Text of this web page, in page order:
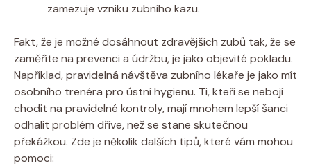
zamezuje vzniku zubního kazu.
Fakt, že je možné dosáhnout zdravějších zubů tak, že se
zaměříte na prevenci a údržbu, je jako objevité pokladu.
Například, pravidelná návštěva zubního lékaře je jako mít
osobního trenéra pro ústní hygienu. Ti, kteří se nebojí
chodit na pravidelné kontroly, mají mnohem lepší šanci
odhalit problém dříve, než se stane skutečnou
překážkou. Zde je několik dalších tipů, které vám mohou
pomoci: